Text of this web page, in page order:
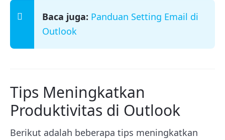
Baca juga: Panduan Setting Email di
Outlook
Tips Meningkatkan
Produktivitas di Outlook
Berikut adalah beberapa tips meningkatkan